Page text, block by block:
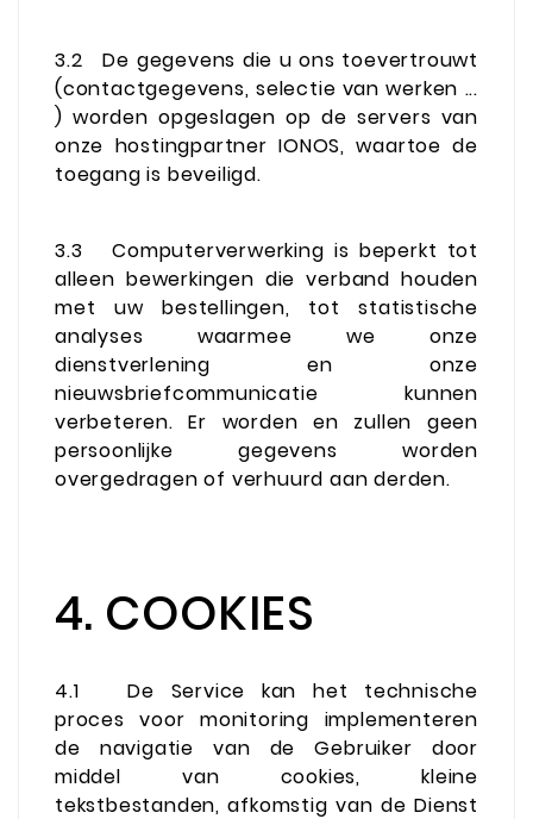
3.2
De gegevens die u ons toevertrouwt
(contactgegevens, selectie van werken ...
) worden opgeslagen op de servers van
onze hostingpartner IONOS, waartoe de
toegang is beveiligd.
3.3
Computerverwerking is beperkt tot
alleen bewerkingen die verband houden
met uw bestellingen, tot statistische
analyses waarmee we onze
dienstverlening en onze
nieuwsbriefcommunicatie kunnen
verbeteren. Er worden en zullen geen
persoonlijke gegevens worden
overgedragen of verhuurd aan derden.
4. COOKIES
4.1
De Service kan het technische
proces voor monitoring implementeren
de navigatie van de Gebruiker door
middel van cookies, kleine
tekstbestanden, afkomstig van de Dienst